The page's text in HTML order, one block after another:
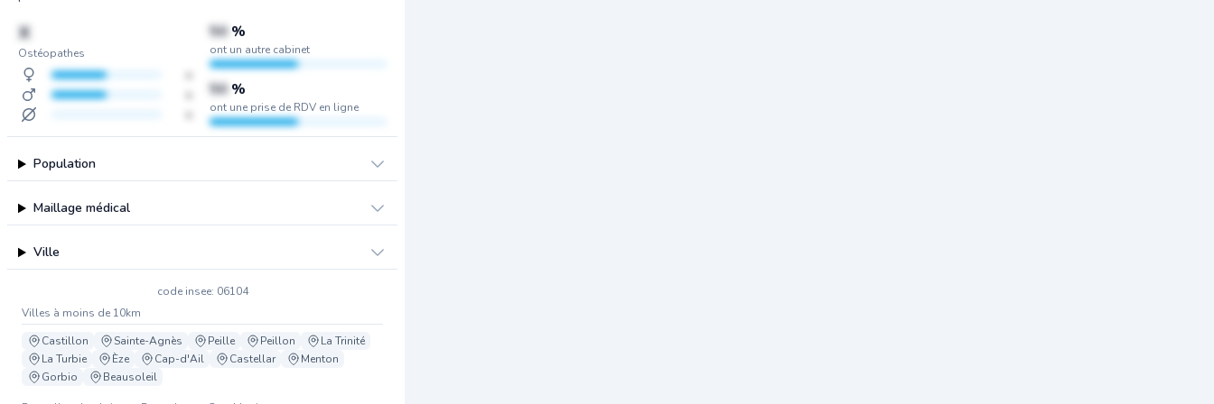
X
Ostéopathes
50 %
ont un autre cabinet
50 %
ont une prise de RDV en ligne
Population
Maillage médical
Ville
code insee: 06104
Villes à moins de 10km
Castillon
Sainte-Agnès Peille Peillon
La Trinité
La Turbie
Èze Cap-d'Ail Castellar
Menton
Gorbio
Beausoleil